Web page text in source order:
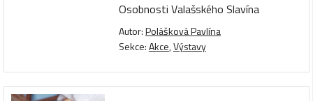
Osobnosti Valašského Slavína
Autor:Polášková Pavlína
Sekce:Akce,Výstavy